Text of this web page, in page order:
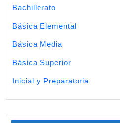
Bachillerato
Básica Elemental
Básica Media
Básica Superior
Inicial y Preparatoria